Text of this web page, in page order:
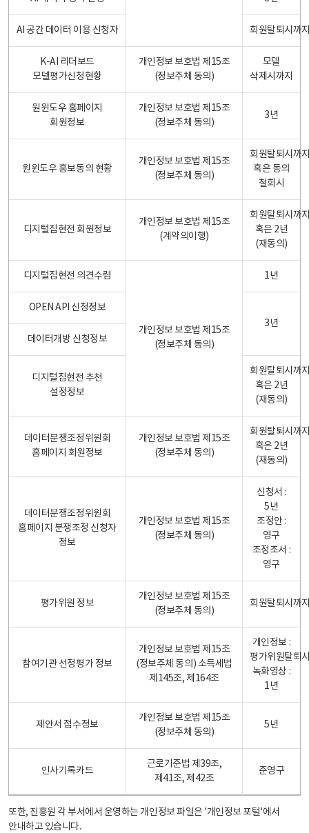
AI 공간 데이터 이용 신청자 회원탈퇴시까
K-AI 리더보드
모델평가신청현황
개인정보 보호법 제15조
(정보주체 동의)
모델
삭제시까지
원윈도우 홈페이지
회원정보
개인정보 보호법 제15조
(정보주체 동의)
3년
원윈도우 홍보동의 현황
개인정보 보호법 제15조
(정보주체 동의)
회원탈퇴시까
혹은 동의
철회시
디지털집현전 회원정보
개인정보 보호법 제15조
(계약의이행)
회원탈퇴시까
혹은 2년
(재동의)
디지털집현전 의견수렴
개인정보 보호법 제15조
(정보주체 동의)
1년
OPEN API 신청정보
3년
데이터개방 신청정보
디지털집현전 추천
설정정보
회원탈퇴시까
혹은 2년
(재동의)
데이터분쟁조정위원회
홈페이지 회원정보
개인정보 보호법 제15조
(정보주체 동의)
회원탈퇴시까
혹은 2년
(재동의)
데이터분쟁조정위원회
홈페이지 분쟁조정 신청자
정보
개인정보 보호법 제15조
(정보주체 동의)
신청서 :
5년
조정안 :
영구
조정조서 :
영구
평가위원 정보
개인정보 보호법 제15조
(정보주체 동의)
회원탈퇴시까
참여기관 선정평가 정보
개인정보 보호법 제15조
(정보주체 동의) 소득세법
제145조, 제164조
개인정보 :
평가위원탈퇴
녹화영상 :
1년
제안서 접수정보
개인정보 보호법 제15조
(정보주체 동의)
5년
인사기록카드
근로기준법 제39조,
제41조, 제42조
준영구
또한, 진흥원 각 부서에서 운영하는 개인정보 파일은 '개인정보 포털'에서
안내하고 있습니다.